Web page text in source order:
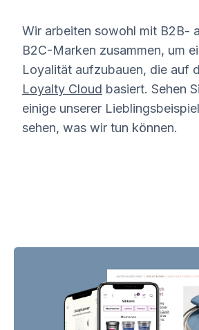
Wir arbeiten sowohl mit B2B-
B2C-Marken zusammen, um
Loyalität aufzubauen, die auf
Loyalty Cloud basiert. Sehen
einige unserer
sehen, was wir tun können.